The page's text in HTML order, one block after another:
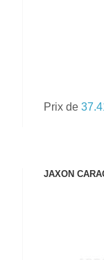
Prix de
JAXON